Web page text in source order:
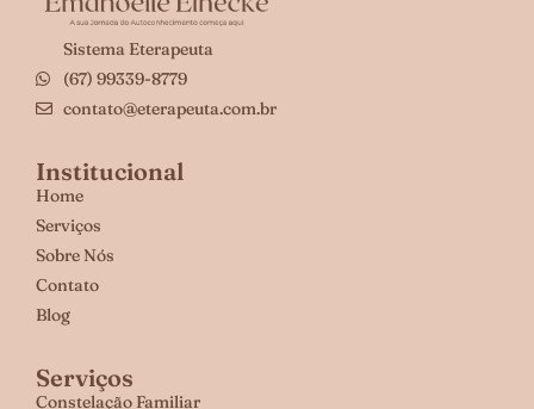
Sistema Eterapeuta
(67) 99339-8779
contato@eterapeuta.com.br
Institucional
Home
Serviços
Sobre Nós
Contato
Blog
Serviços
Constelação Familiar